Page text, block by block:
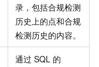
录，包括合规检测
历史上的点和合规
检测历史的内容。
通过 SQL 的